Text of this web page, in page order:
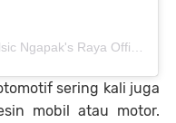
Ngapak's Raya Official
sering kali juga
mobil atau motor.